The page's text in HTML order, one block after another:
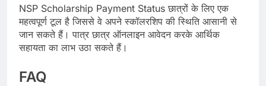
NSP Scholarship Payment Status छात्रों के लिए एक
महत्वपूर्ण टूल है जिससे वे अपने स्कॉलरशिप की स्थिति आसानी से
जान सकते हैं। पात्र छात्र ऑनलाइन आवेदन करके आर्थिक
सहायता का लाभ उठा सकते हैं।
FAQ